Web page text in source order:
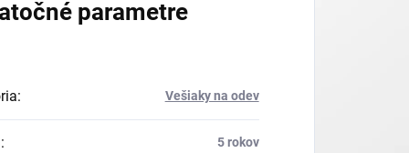
parametre
: Vešiaky na odev
: 5 rokov